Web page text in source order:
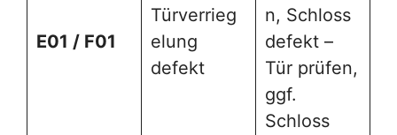
E01 / F01
Türverrieg
elung
defekt
n, Schloss
defekt –
Tür prüfen,
ggf.
Schloss